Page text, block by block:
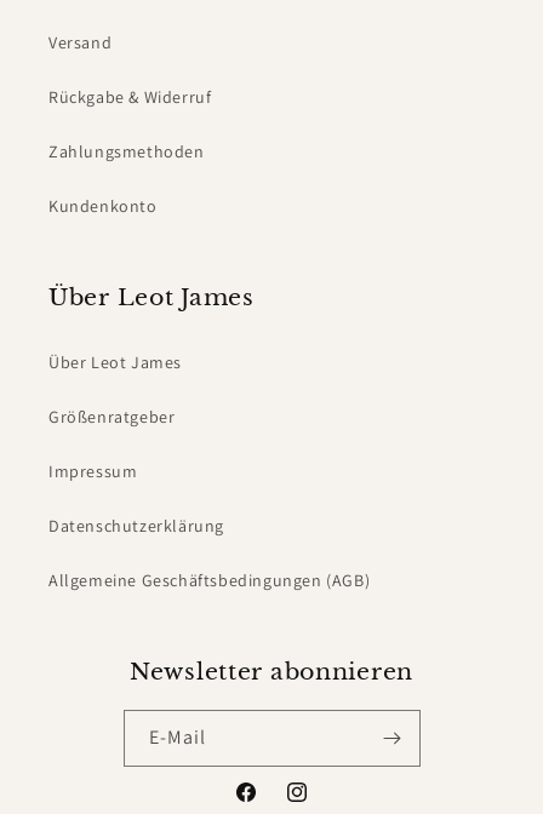
Versand
Rückgabe & Widerruf
Zahlungsmethoden
Kundenkonto
Über Leot James
Über Leot James
Größenratgeber
Impressum
Datenschutzerklärung
Allgemeine Geschäftsbedingungen (AGB)
Newsletter abonnieren
E-Mail
FacebookInstagram